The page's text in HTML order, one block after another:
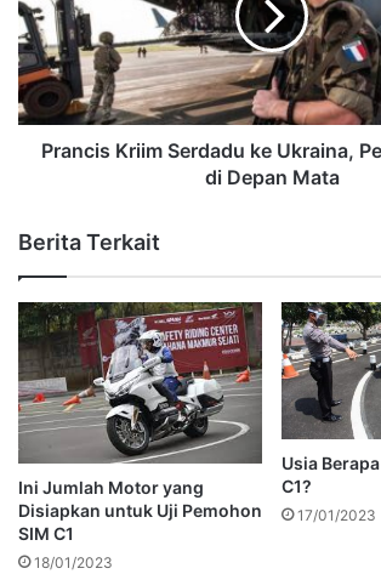
Prancis Kriim Serdadu ke Ukraina,
di Depan Mata
Berita Terkait
Ini Jumlah Motor yang
Disiapkan untuk Uji Pemohon
SIM C1
18/01/2023
Usia
C1?
17/01/2023